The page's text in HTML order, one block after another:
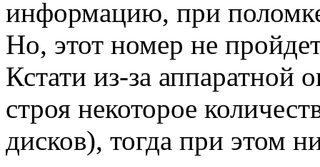
информацию, при
Но, этот номер не
Кстати из-за аппаратной
строя некоторое
дисков), тогда при этом